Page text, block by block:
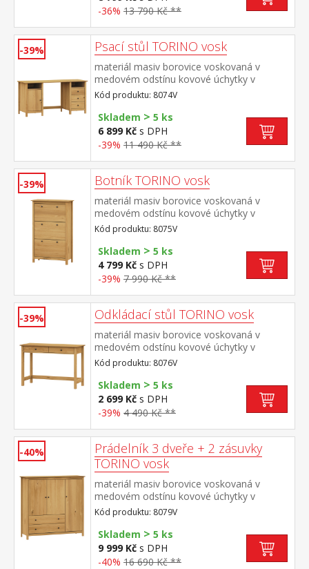
-36% 13 790 Kč **
-39% Psací stůl TORINO vosk
materiál masiv borovice voskovaná v
medovém odstínu kovové úchytky v
barevném provedení černěná mosaz 2
otevřené police, 1 dvířka a 3 zásuvky s
kovovými pojezdy
Kód produktu: 8074V
Skladem > 5 ks
6 899 Kč s DPH
-39% 11 490 Kč **
-39% Botník TORINO vosk
materiál masiv borovice voskovaná v
medovém odstínu kovové úchytky v
barevném provedení černěná mosaz 3
dvouřadé výklopy
Kód produktu: 8075V
Skladem > 5 ks
4 799 Kč s DPH
-39% 7 990 Kč **
-39% Odkládací stůl TORINO vosk
materiál masiv borovice voskovaná v
medovém odstínu kovové úchytky v
barevném provedení černěná mosaz dvě
zásuvky s kovovými pojezdy
Kód produktu: 8076V
Skladem > 5 ks
2 699 Kč s DPH
-39% 4 490 Kč **
-40%
Prádelník 3 dveře + 2 zásuvky
TORINO vosk
materiál masiv borovice voskovaná v
medovém odstínu kovové úchytky v
barevném provedení černěná mosaz 3
dvířka a 2 zásuvky s kovovými pojezdy
Kód produktu: 8079V
Skladem > 5 ks
9 999 Kč s DPH
-40% 16 690 Kč **